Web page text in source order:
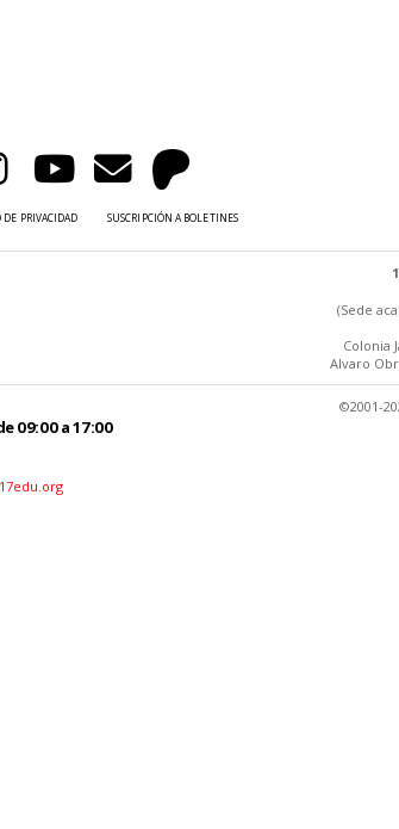
DE PRIVACIDAD SUSCRIPCIÓN A BOLETINES
(Sede
Colonia
Alvaro
09:00 a 17:00
©2001-